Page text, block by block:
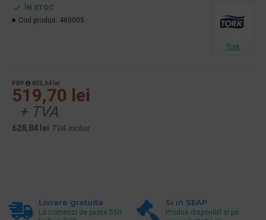
PRP 655,04 lei
519,70 lei
+ TVA
628,84 lei TVA inclus
ÎN STOC
Cod produs: 460005
Tork
Livrare gratuita
La comenzi de peste 550
Si in SEAP
Produs disponibil si pe